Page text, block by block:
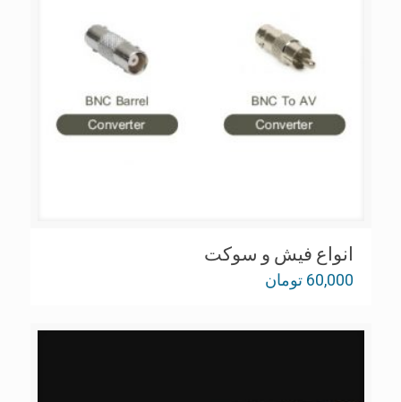
انواع فیش و سوکت
60,000 تومان